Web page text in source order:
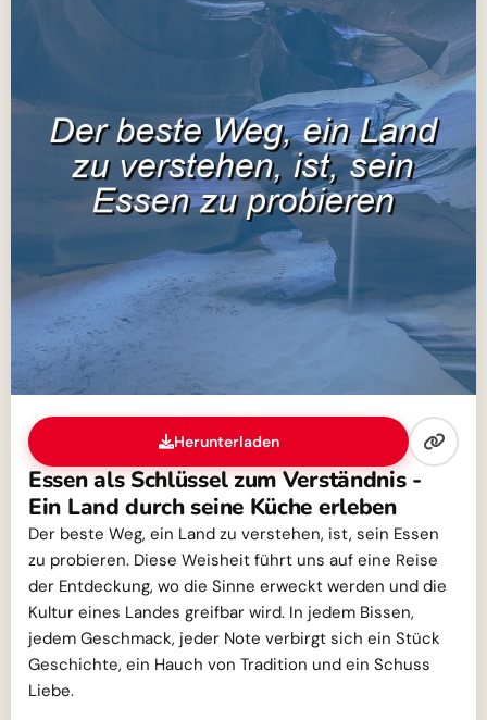
Herunterladen
Essen als Schlüssel zum Verständnis -
Ein Land durch seine Küche erleben
Der beste Weg, ein Land zu verstehen, ist, sein Essen
zu probieren. Diese Weisheit führt uns auf eine Reise
der Entdeckung, wo die Sinne erweckt werden und die
Kultur eines Landes greifbar wird. In jedem Bissen,
jedem Geschmack, jeder Note verbirgt sich ein Stück
Geschichte, ein Hauch von Tradition und ein Schuss
Liebe.